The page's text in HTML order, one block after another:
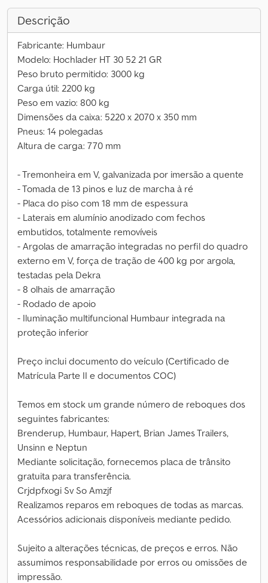
Descrição
Fabricante: Humbaur
Modelo: Hochlader HT 30 52 21 GR
Peso bruto permitido: 3000 kg
Carga útil: 2200 kg
Peso em vazio: 800 kg
Dimensões da caixa: 5220 x 2070 x 350 mm
Pneus: 14 polegadas
Altura de carga: 770 mm
- Tremonheira em V, galvanizada por imersão a quente
- Tomada de 13 pinos e luz de marcha à ré
- Placa do piso com 18 mm de espessura
- Laterais em alumínio anodizado com fechos
embutidos, totalmente removíveis
- Argolas de amarração integradas no perfil do quadro
externo em V, força de tração de 400 kg por argola,
testadas pela Dekra
- 8 olhais de amarração
- Rodado de apoio
- Iluminação multifuncional Humbaur integrada na
proteção inferior
Preço inclui documento do veículo (Certificado de
Matrícula Parte II e documentos COC)
Temos em stock um grande número de reboques dos
seguintes fabricantes:
Brenderup, Humbaur, Hapert, Brian James Trailers,
Unsinn e Neptun
Mediante solicitação, fornecemos placa de trânsito
gratuita para transferência.
Crjdpfxogi Sv So Amzjf
Realizamos reparos em reboques de todas as marcas.
Acessórios adicionais disponíveis mediante pedido.
Sujeito a alterações técnicas, de preços e erros. Não
assumimos responsabilidade por erros ou omissões de
impressão.